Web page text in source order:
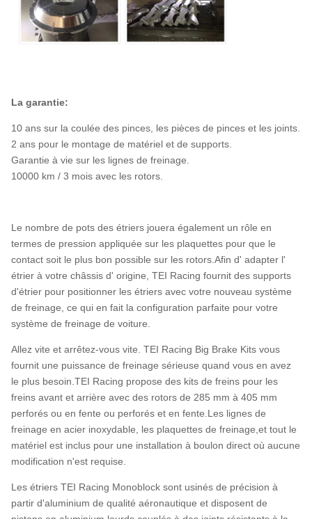
La garantie:
10 ans sur la coulée des pinces, les pièces de pinces et les joints.
2 ans pour le montage de matériel et de supports.
Garantie à vie sur les lignes de freinage.
10000 km / 3 mois avec les rotors.
Le nombre de pots des étriers jouera également un rôle en
termes de pression appliquée sur les plaquettes pour que le
contact soit le plus bon possible sur les rotors.Afin d' adapter l'
étrier à votre châssis d' origine, TEI Racing fournit des supports
d'étrier pour positionner les étriers avec votre nouveau système
de freinage, ce qui en fait la configuration parfaite pour votre
système de freinage de voiture.
Allez vite et arrêtez-vous vite. TEI Racing Big Brake Kits vous
fournit une puissance de freinage sérieuse quand vous en avez
le plus besoin.TEI Racing propose des kits de freins pour les
freins avant et arrière avec des rotors de 285 mm à 405 mm
perforés ou en fente ou perforés et en fente.Les lignes de
freinage en acier inoxydable, les plaquettes de freinage,et tout le
matériel est inclus pour une installation à boulon direct où aucune
modification n'est requise.
Les étriers TEI Racing Monoblock sont usinés de précision à
partir d'aluminium de qualité aéronautique et disposent de